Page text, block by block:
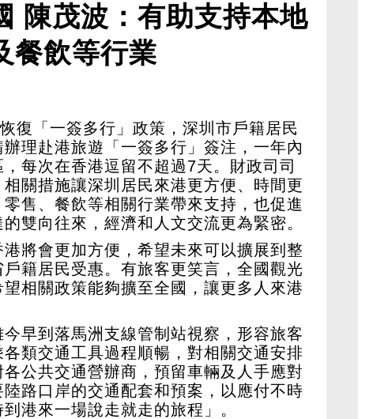
陳茂波：有助支持本地
餐飲等行業
復「一簽多行」政策，深圳市戶籍居民
理赴港旅遊「一簽多行」簽注，一年內
每次在香港逗留不超過7天。財政司司
關措施讓深圳居民來港更方便、時間更
售、餐飲等相關行業帶來支持，也促進
雙向往來，經濟和人文交流更為緊密。
將會更加方便，希望未來可以擴展到整
籍居民受惠。有旅客更笑言，全國觀光
相關政策能夠擴至全國，讓更多人來港
早到落馬洲支線管制站視察，形容旅客
類交通工具過程順暢，對相關交通安排
公共交通營辦商，預留車輛及人手應對
路口岸的交通配套和預案，以應付不時
港來⼀場說走就走的旅程」。